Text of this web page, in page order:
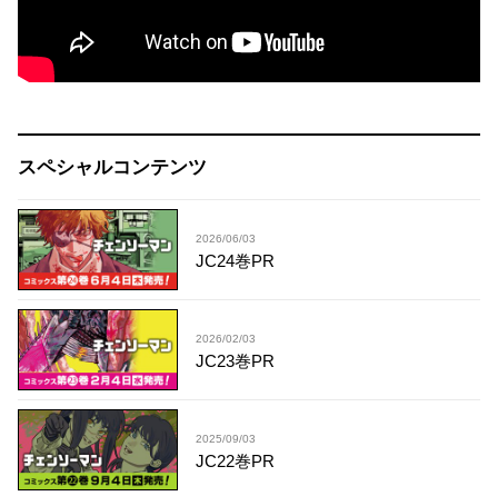
スペシャルコンテンツ
2026/06/03
JC24巻PR
2026/02/03
JC23巻PR
2025/09/03
JC22巻PR